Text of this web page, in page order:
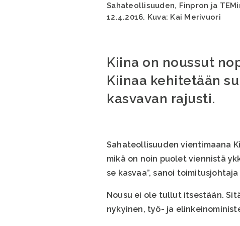
Sahateollisuuden, Finpron ja
12.4.2016. Kuva: Kai Merivuori
Kiina on noussut
Kiinaa kehitetään
kasvavan rajusti.
Sahateollisuuden vientimaana
mikä on noin puolet viennistä
se kasvaa”, sanoi toimitusjohtaja
Nousu ei ole tullut itsestään.
nykyinen, työ- ja